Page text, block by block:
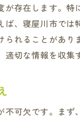
計画的な売却スケ
税金対策を考慮し
具体的な計算方法
税理士との協力で
除を活用した大
存在します。
、寝屋川市で
れることがあ
切な情報を収集
可欠です。ま